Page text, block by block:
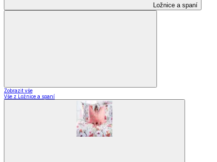
Ložnice a spaní
Zobrazit vše
Vše z Ložnice a spaní